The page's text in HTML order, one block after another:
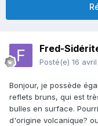
Fred-
Posté(e) 16
Bonjour, je possède
reflets bruns, qui est
bulles en surface.
d'origine volcanique?